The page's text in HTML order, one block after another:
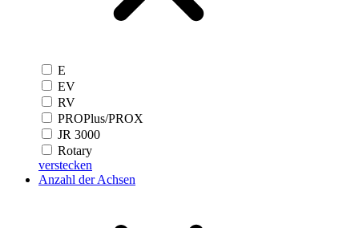
E
EV
RV
PROPlus/PROX
JR 3000
Rotary
verstecken
Anzahl der Achsen